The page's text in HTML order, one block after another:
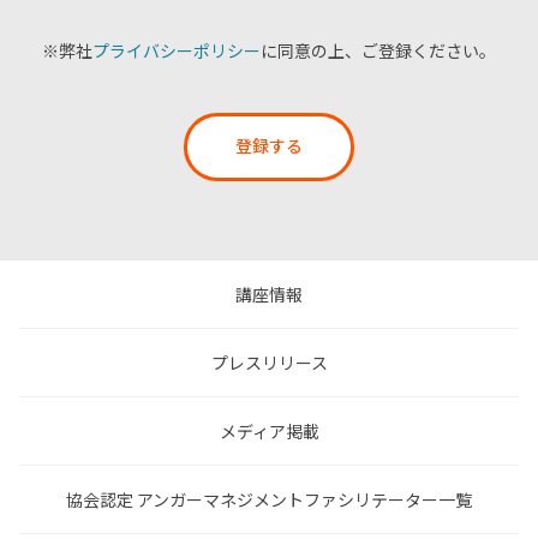
※弊社プライバシーポリシーに同意の上、ご登録ください。
登録する
講座情報
プレスリリース
メディア掲載
協会認定 アンガーマネジメントファシリテーター一覧